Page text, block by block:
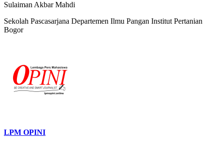
Sulaiman Akbar Mahdi
Sekolah Pascasarjana Departemen Ilmu Pangan Institut Pertanian
Bogor
LPM OPINI